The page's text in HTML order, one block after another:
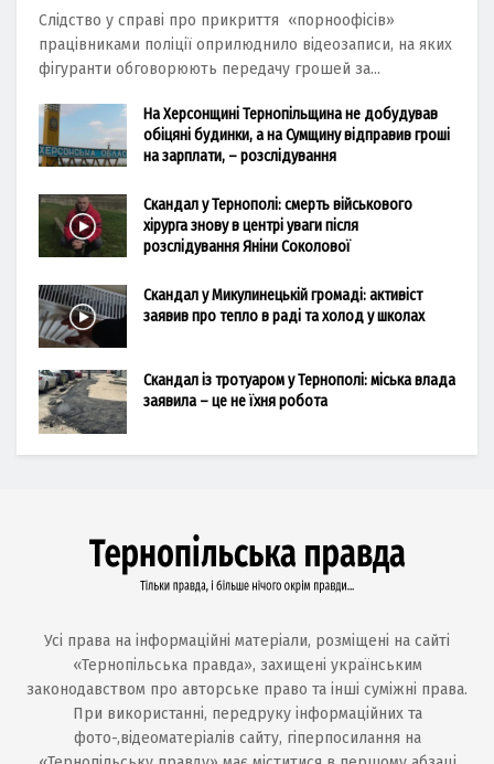
Слідство у справі про прикриття «порноофісів»
працівниками поліції оприлюднило відеозаписи, на яких
фігуранти обговорюють передачу грошей за...
На Херсонщині Тернопільщина не добудував
обіцяні будинки, а на Сумщину відправив гроші
на зарплати, – розслідування
Скандал у Тернополі: смерть військового
хірурга знову в центрі уваги після
розслідування Яніни Соколової
Скандал у Микулинецькій громаді: активіст
заявив про тепло в раді та холод у школах
Скандал із тротуаром у Тернополі: міська влада
заявила – це не їхня робота
Усі права на інформаційні матеріали, розміщені на сайті
«Тернопільська правда», захищені українським
законодавством про авторське право та інші суміжні права.
При використанні, передруку інформаційних та
фото-,відеоматеріалів сайту, гіперпосилання на